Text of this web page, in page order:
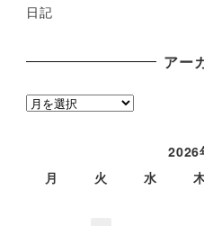
日記
アー
ア
2026
月
火 水